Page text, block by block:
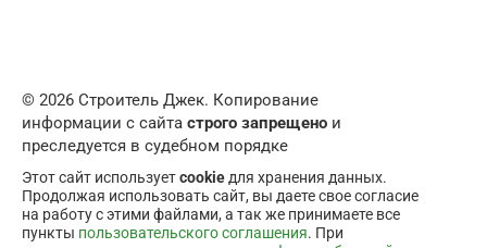
© 2026 Строитель Джек. Копирование
информации с сайта строго запрещено и
преследуется в судебном порядке
Этот сайт используетcookieдля хранения данных.
Продолжая использовать сайт, вы даете свое согласие
на работу с этими файлами, а так же принимаете все
пункты пользовательского соглашения. При